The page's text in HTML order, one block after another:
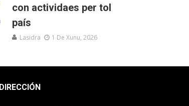
con actividaes per tol
país
Lasidra 1 De Xunu, 2026
DIRECCIÓN